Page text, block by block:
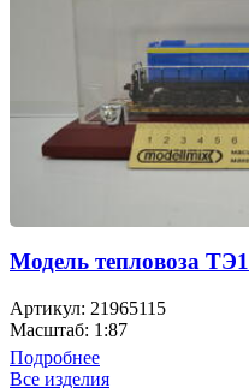
Модель тепловоза ТЭ1
Артикул: 21965115
Масштаб: 1:87
Подробнее
Все изделия